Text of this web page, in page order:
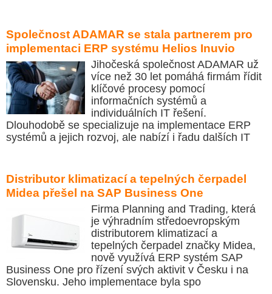
Společnost ADAMAR se stala partnerem pro
implementaci ERP systému Helios Inuvio
Jihočeská společnost ADAMAR už
více než 30 let pomáhá firmám řídit
klíčové procesy pomocí
informačních systémů a
individuálních IT řešení.
Dlouhodobě se specializuje na implementace ERP
systémů a jejich rozvoj, ale nabízí i řadu dalších IT
Distributor klimatizací a tepelných čerpadel
Midea přešel na SAP Business One
Firma Planning and Trading, která
je výhradním středoevropským
distributorem klimatizací a
tepelných čerpadel značky Midea,
nově využívá ERP systém SAP
Business One pro řízení svých aktivit v Česku i na
Slovensku. Jeho implementace byla spo